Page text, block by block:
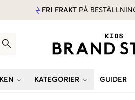
FRI FRAKT PÅ
KATEGORIER GUIDER